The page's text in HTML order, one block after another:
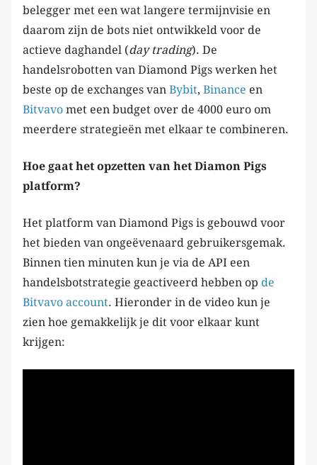
belegger met een wat langere termijnvisie en
daarom zijn de bots niet ontwikkeld voor de
actieve daghandel (day trading). De
handelsrobotten van Diamond Pigs werken het
beste op de exchanges van Bybit, Binance en
Bitvavo met een budget over de 4000 euro om
meerdere strategieën met elkaar te combineren.
Hoe gaat het opzetten van het Diamon Pigs
platform?
Het platform van Diamond Pigs is gebouwd voor
het bieden van ongeëvenaard gebruikersgemak.
Binnen tien minuten kun je via de API een
handelsbotstrategie geactiveerd hebben op de
Bitvavo account. Hieronder in de video kun je
zien hoe gemakkelijk je dit voor elkaar kunt
krijgen: